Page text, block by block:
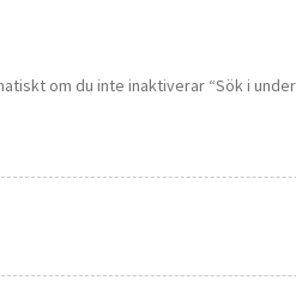
om du inte inaktiverar “Sök i